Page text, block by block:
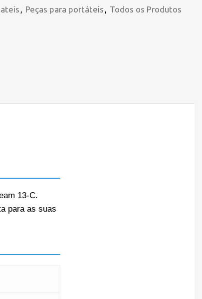
, Peças para portáteis , Todos os Produtos
13-C.
para as suas